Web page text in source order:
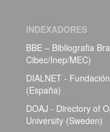
INDEXADORES
BBE – Bibliografia
Cibec/Inep/MEC)
DIALNET -
(España)
DOAJ - Directory of
University (Sweden)